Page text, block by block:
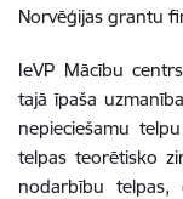
Norvēģijas grantu
IeVP Mācību
tajā īpaša
nepieciešamu
telpas teorētisko
nodarbību telpas,